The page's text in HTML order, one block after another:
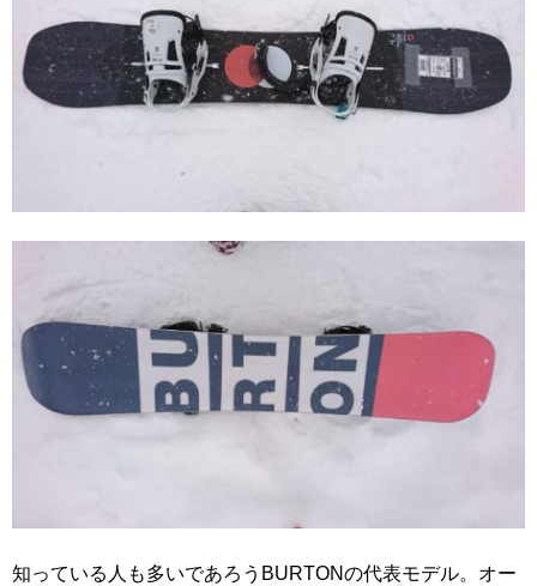
知っている人も多いであろうBURTONの代表モデル。オー